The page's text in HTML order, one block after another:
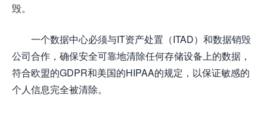
毁。
一个数据中心必须与IT资产处置（ITAD）和数据销毁
公司合作，确保安全可靠地清除任何存储设备上的数据，
符合欧盟的GDPR和美国的HIPAA的规定，以保证敏感的
个人信息完全被清除。